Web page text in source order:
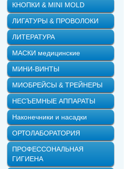
КНОПКИ & MINI MOLD
ЛИГАТУРЫ & ПРОВОЛОКИ
ЛИТЕРАТУРА
МАСКИ медицинские
МИНИ-ВИНТЫ
МИОБРЕЙСЫ & ТРЕЙНЕРЫ
НЕСЪЕМНЫЕ АППАРАТЫ
Наконечники и насадки
ОРТОЛАБОРАТОРИЯ
ПРОФЕССОНАЛЬНАЯ
ГИГИЕНА